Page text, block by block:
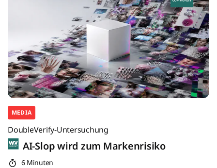
MEDIA
DoubleVerify-Untersuchung
AI-Slop wird zum Markenrisiko
6 Minuten